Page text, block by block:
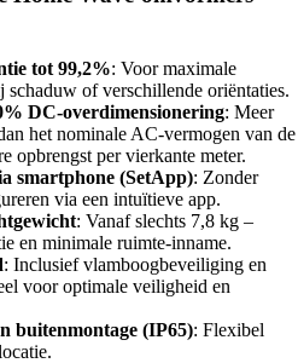
tot 99,2%: Voor maximale
schaduw of verschillende oriëntaties.
DC-overdimensionering: Meer
het nominale AC-vermogen van de
opbrengst per vierkante meter.
smartphone (SetApp): Zonder
via een intuïtieve app.
: Vanaf slechts 7,8 kg –
en minimale ruimte-inname.
: Inclusief vlamboogbeveiliging en
voor optimale veiligheid en
buitenmontage (IP65): Flexibel